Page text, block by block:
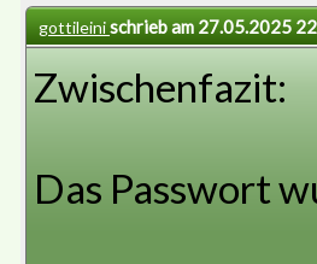
gottileinischrieb am 27.05.2025
Zwischenfazit:
Das Passwort